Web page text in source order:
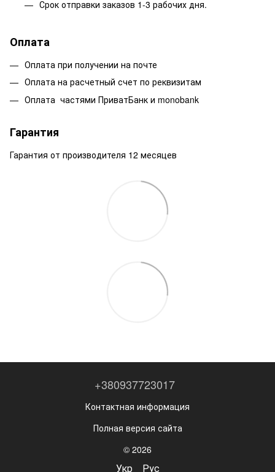
Срок отправки заказов 1-3 рабочих дня.
Оплата
Оплата при получении на почте
Оплата на расчетный счет по реквизитам
Оплата частями ПриватБанк и monobank
Гарантия
Гарантия от производителя 12 месяцев
+380937723017
Контактная информация
Полная версия сайта
© 2026
Укр Рус